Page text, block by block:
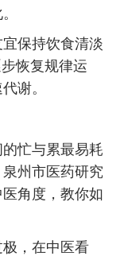
保持饮食清淡
恢复规律运
谢。
忙与累最易耗
州市医药研究
角度，教你如
，在中医看